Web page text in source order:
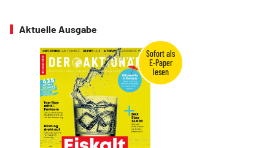
Aktuelle Ausgabe